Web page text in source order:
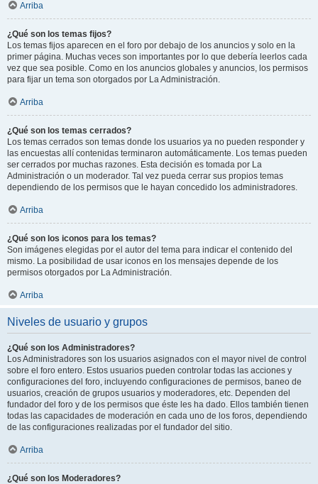
Arriba
¿Qué son los temas fijos?
Los temas fijos aparecen en el foro por debajo de los anuncios y solo en la
primer página. Muchas veces son importantes por lo que debería leerlos cada
vez que sea posible. Como en los anuncios globales y anuncios, los permisos
para fijar un tema son otorgados por La Administración.
Arriba
¿Qué son los temas cerrados?
Los temas cerrados son temas donde los usuarios ya no pueden responder y
las encuestas allí contenidas terminaron automáticamente. Los temas pueden
ser cerrados por muchas razones. Esta decisión es tomada por La
Administración o un moderador. Tal vez pueda cerrar sus propios temas
dependiendo de los permisos que le hayan concedido los administradores.
Arriba
¿Qué son los iconos para los temas?
Son imágenes elegidas por el autor del tema para indicar el contenido del
mismo. La posibilidad de usar iconos en los mensajes depende de los
permisos otorgados por La Administración.
Arriba
Niveles de usuario y grupos
¿Qué son los Administradores?
Los Administradores son los usuarios asignados con el mayor nivel de control
sobre el foro entero. Estos usuarios pueden controlar todas las acciones y
configuraciones del foro, incluyendo configuraciones de permisos, baneo de
usuarios, creación de grupos usuarios y moderadores, etc. Dependen del
fundador del foro y de los permisos que éste les ha dado. Ellos también tienen
todas las capacidades de moderación en cada uno de los foros, dependiendo
de las configuraciones realizadas por el fundador del sitio.
Arriba
¿Qué son los Moderadores?